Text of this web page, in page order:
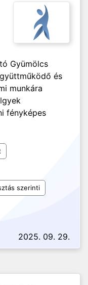
Gyümölcs
és
munkára
fényképes
szerinti
2025. 09. 29.